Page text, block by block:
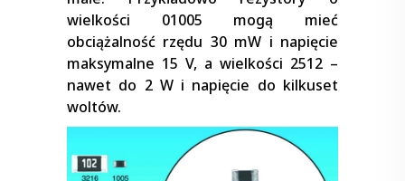
wielkości 01005 mogą mieć
obciążalność rzędu 30 mW i napięcie
maksymalne 15 V, a wielkości 2512 –
nawet do 2 W i napięcie do kilkuset
woltów.